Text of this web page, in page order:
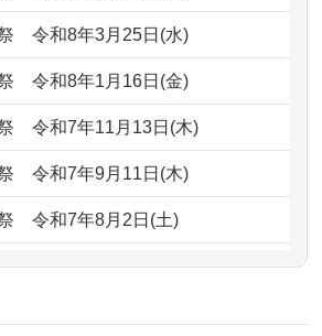
事にしてきた雛人形です、供養
ケースのまま引き取ってくださ
の頃、妹と一緒にお雛様を出し
終わったお人形以外はどうして
祭令和8年3月25日(水)
祭令和8年1月16日(金)
祭令和7年11月13日(木)
祭令和7年9月11日(木)
祭令和7年8月2日(土)
祭令和7年6月20日(金)